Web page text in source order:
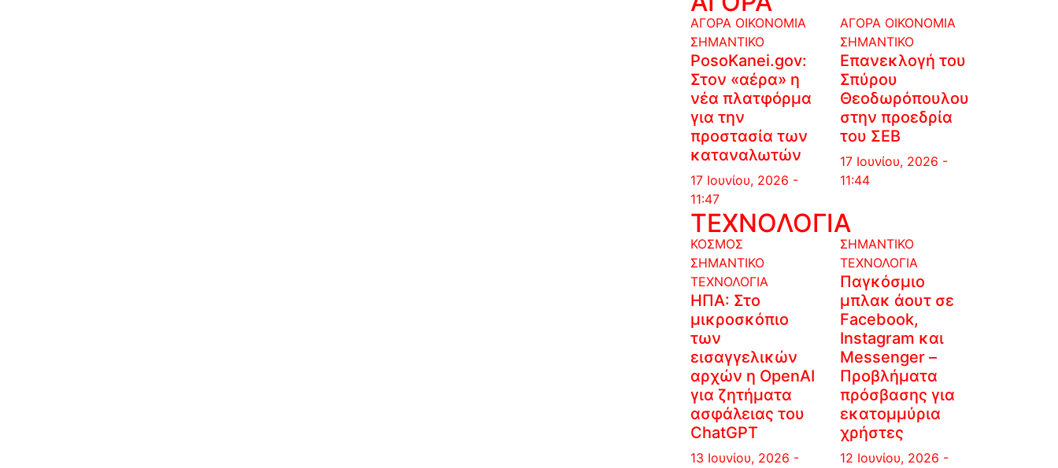
ΑΓΟΡΑ ΟΙΚΟΝΟΜΙΑ
ΣΗΜΑΝΤΙΚΟ
PosoKanei.gov:
Στον «αέρα» η
νέα πλατφόρμα
για την
προστασία των
καταναλωτών
17 Ιουνίου, 2026 -
11:47
ΑΓΟΡΑ ΟΙΚΟΝΟΜΙΑ
ΣΗΜΑΝΤΙΚΟ
Επανεκλογή του
Σπύρου
Θεοδωρόπουλου
στην προεδρία
του ΣΕΒ
17 Ιουνίου, 2026 -
11:44
ΤΕΧΝΟΛΟΓΙΑ
ΚΟΣΜΟΣ
ΣΗΜΑΝΤΙΚΟ
ΤΕΧΝΟΛΟΓΙΑ
ΗΠΑ: Στο
μικροσκόπιο
των
εισαγγελικών
αρχών η OpenAI
για ζητήματα
ασφάλειας του
ChatGPT
13 Ιουνίου, 2026 -
ΣΗΜΑΝΤΙΚΟ
ΤΕΧΝΟΛΟΓΙΑ
Παγκόσμιο
μπλακ άουτ σε
Facebook,
Instagram και
Messenger –
Προβλήματα
πρόσβασης για
εκατομμύρια
χρήστες
12 Ιουνίου, 2026 -